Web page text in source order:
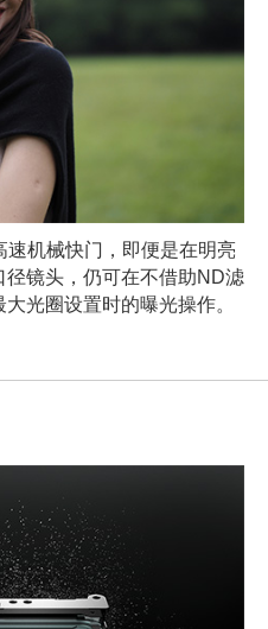
机械快门，即便是在明亮
镜头，仍可在不借助ND滤
光圈设置时的曝光操作。